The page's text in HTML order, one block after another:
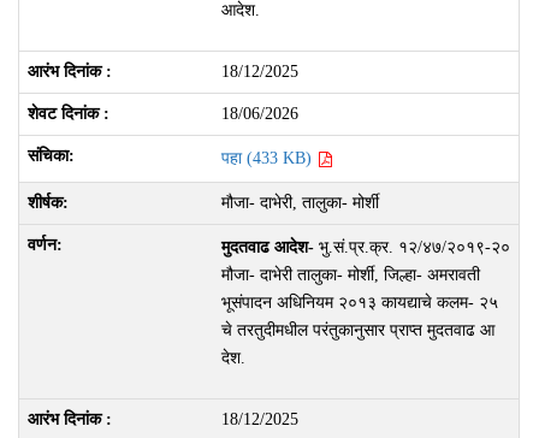
आदेश.
18/12/2025
18/06/2026
पहा (433 KB)
मौजा- दाभेरी, तालुका- मोर्शी
मुदतवाढ आदेश-भु.सं.प्र.क्र. १२/४७/२०१९-२०
मौजा- दाभेरी तालुका- मोर्शी, जिल्हा- अमरावती
भूसंपादन अधिनियम २०१३ कायद्याचे कलम- २५
चे तरतुदीमधील परंतुकानुसार प्राप्त मुदतवाढ आ
देश.
18/12/2025